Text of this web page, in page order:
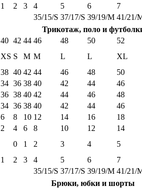
1 2 3 4 5 6
7
35/15/S 37/17/S 39/19/M 41/21/
Трикотаж, поло и
40 42 44 46 48 50
52
XS S M M L L
XL
38 40 42 44 46 48
50
34 36 38 40 42 44
46
36 38 40 42 44 46
48
34 36 38 40 42 44
46
6 8 10 12 14 16
18
2 4 6 8 10 12
14
0 1 2 3 4
5
1 2 3 4 5 6
7
35/15/S 37/17/S 39/19/M 41/21/
Брюки, юбки и шорты